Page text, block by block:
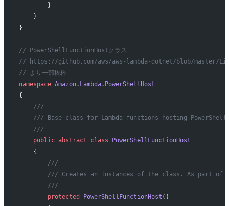
        }
    }
}
// PowerShellFunctionHostクラス
// https://github.com/aws/aws-lambda-dotnet/blob/master/
// より一部抜粋
namespace Amazon. Lambda. PowerShellHost
{
    ///
/// Base class for Lambda functions hosting PowerShell
    ///
    public
abstract class PowerShellFunctionHost
    {
        ///
/// Creates an instances of the class. As part of
        ///
        protected
PowerShellFunctionHost ()